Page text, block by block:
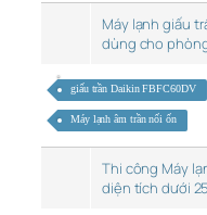
Máy lạnh giấu
dùng cho
giấu trần Daikin FBFC60DV
Máy lạnh âm trần nối ốn
Thi công Máy
diện tích dưới